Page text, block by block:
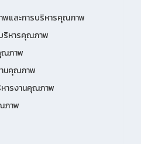
ละการบริหารคุณภาพ
หารคุณภาพ
ภาพ
นคุณภาพ
รงานคุณภาพ
าพ